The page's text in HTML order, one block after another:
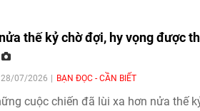
thế kỷ chờ đợi, hy vọng được
28/07/2026 BẠN ĐỌC - CẦN BIẾT
cuộc chiến đã lùi xa hơn nửa thế